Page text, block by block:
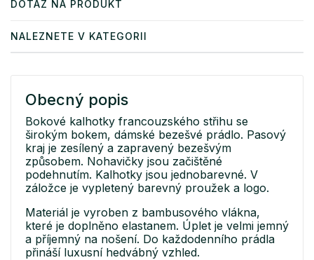
DOTAZ NA PRODUKT
NALEZNETE V KATEGORII
Obecný popis
Bokové kalhotky francouzského střihu se
širokým bokem, dámské bezešvé prádlo. Pasový
kraj je zesílený a zapravený bezešvým
způsobem. Nohavičky jsou začištěné
podehnutím. Kalhotky jsou jednobarevné. V
záložce je vypletený barevný proužek a logo.
Materiál je vyroben z bambusového vlákna,
které je doplněno elastanem. Úplet je velmi jemný
a příjemný na nošení. Do každodenního prádla
přináší luxusní hedvábný vzhled.